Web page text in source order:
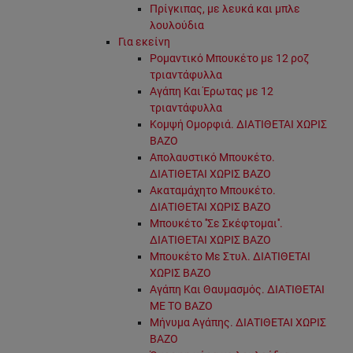
Πρίγκιπας, με λευκά και μπλε
λουλούδια
Για εκείνη
Ρομαντικό Μπουκέτο με 12 ροζ
τριαντάφυλλα
Αγάπη Και Έρωτας με 12
τριαντάφυλλα
Κομψή Ομορφιά. ΔΙΑΤΙΘΕΤΑΙ ΧΩΡΙΣ
ΒΑΖΟ
Απολαυστικό Μπουκέτο.
ΔΙΑΤΙΘΕΤΑΙ ΧΩΡΙΣ ΒΑΖΟ
Ακαταμάχητο Μπουκέτο.
ΔΙΑΤΙΘΕΤΑΙ ΧΩΡΙΣ ΒΑΖΟ
Μπουκέτο ''Σε Σκέφτομαι''.
ΔΙΑΤΙΘΕΤΑΙ ΧΩΡΙΣ ΒΑΖΟ
Μπουκέτο Με Στυλ. ΔΙΑΤΙΘΕΤΑΙ
ΧΩΡΙΣ ΒΑΖΟ
Αγάπη Και Θαυμασμός. ΔΙΑΤΙΘΕΤΑΙ
ΜΕ ΤΟ ΒΑΖΟ
Μήνυμα Αγάπης. ΔΙΑΤΙΘΕΤΑΙ ΧΩΡΙΣ
ΒΑΖΟ